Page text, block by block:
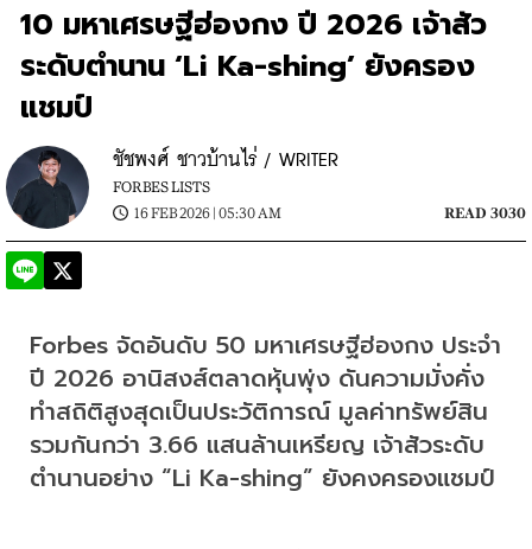
10 มหาเศรษฐีฮ่องกง ปี 2026 เจ้าสัว
ระดับตำนาน ‘Li Ka-shing’ ยังครอง
แชมป์
ชัชพงศ์ ชาวบ้านไร่ / WRITER
FORBES LISTS
16 FEB 2026 | 05:30 AM
READ 3030
Forbes จัดอันดับ 50 มหาเศรษฐีฮ่องกง ประจำ
ปี 2026 อานิสงส์ตลาดหุ้นพุ่ง ดันความมั่งคั่ง
ทำสถิติสูงสุดเป็นประวัติการณ์ มูลค่าทรัพย์สิน
รวมกันกว่า 3.66 แสนล้านเหรียญ เจ้าสัวระดับ
ตำนานอย่าง “Li Ka-shing” ยังคงครองแชมป์